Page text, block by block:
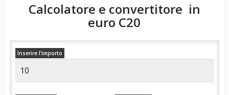
Calcolatore e convertitore in
euro C20
Inserire l'importo